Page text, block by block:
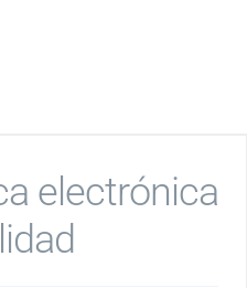
electrónica